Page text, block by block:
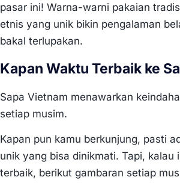
pasar ini! Warna-warni pakaian
etnis yang unik bikin pengalaman
bakal terlupakan.
Kapan Waktu Terbaik ke
Sapa Vietnam menawarkan
setiap musim.
Kapan pun kamu berkunjung, pasti
unik yang bisa dinikmati. Tapi, kalau
terbaik, berikut gambaran setiap